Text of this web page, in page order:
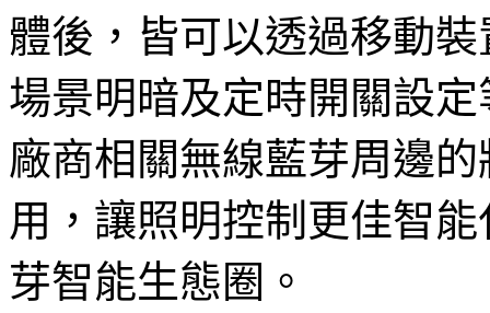
體後，皆可以透過移動
場景明暗及定時開關設
廠商相關無線藍芽周邊
用，讓照明控制更佳智
芽智能生態圈。